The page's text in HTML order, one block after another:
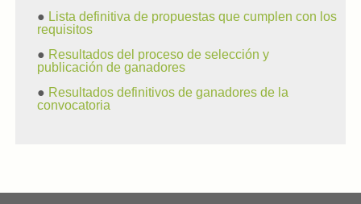
● Lista definitiva de propuestas que cumplen con los
requisitos
● Resultados del proceso de selección y
publicación de ganadores
● Resultados definitivos de ganadores de la
convocatoria